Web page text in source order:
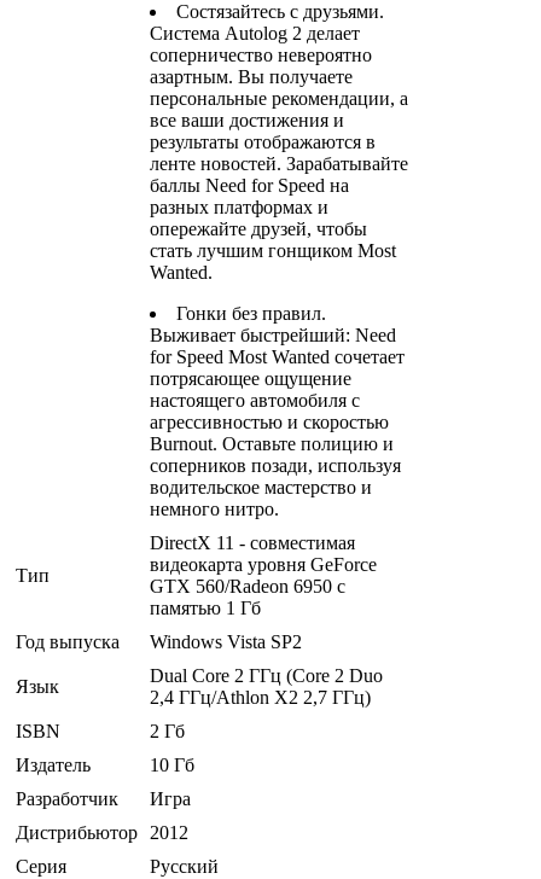
Состязайтесь с друзьями.
Система Autolog 2 делает
соперничество невероятно
азартным. Вы получаете
персональные рекомендации, а
все ваши достижения и
результаты отображаются в
ленте новостей. Зарабатывайте
баллы Need for Speed на
разных платформах и
опережайте друзей, чтобы
стать лучшим гонщиком Most
Wanted.
Гонки без правил.
Выживает быстрейший: Need
for Speed Most Wanted сочетает
потрясающее ощущение
настоящего автомобиля с
агрессивностью и скоростью
Burnout. Оставьте полицию и
соперников позади, используя
водительское мастерство и
немного нитро.
Тип
DirectX 11 - совместимая
видеокарта уровня GeForce
GTX 560/Radeon 6950 c
памятью 1 Гб
Год выпуска
Windows Vista SP2
Язык
Dual Core 2 ГГц (Core 2 Duo
2,4 ГГц/Athlon Х2 2,7 ГГц)
ISBN
2 Гб
Издатель
10 Гб
Разработчик
Игра
Дистрибьютор 2012
Серия
Русский